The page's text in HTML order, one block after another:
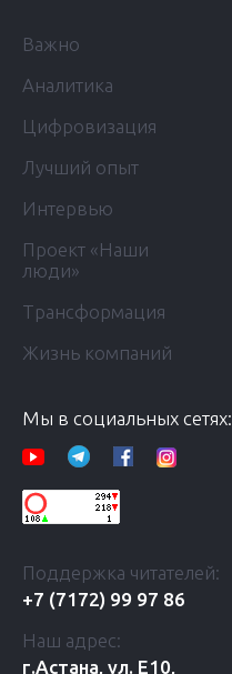
Важно
Аналитика
Цифровизация
Лучший опыт
Интервью
Проект «Наши
люди»
Трансформация
Жизнь компаний
Мы в социальных сетях:
Поддержка читателей:
+7 (7172) 99 97 86
Наш адрес:
г.Астана, ул. Е10,